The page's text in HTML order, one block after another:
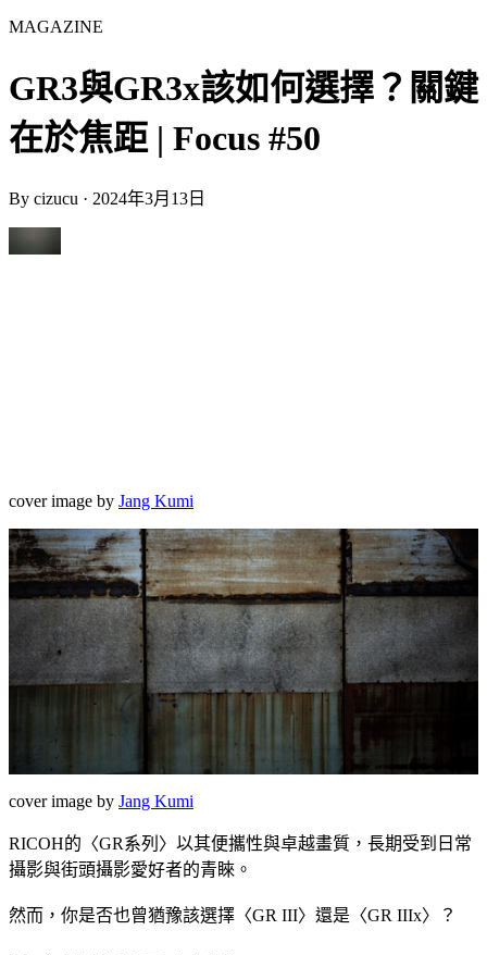
MAGAZINE
GR3與GR3x該如何選擇？關鍵
在於焦距 | Focus #50
By cizucu · 2024年3月13日
cover image by Jang Kumi
cover image by Jang Kumi
RICOH的〈GR系列〉以其便攜性與卓越畫質，長期受到日常
攝影與街頭攝影愛好者的青睞。
然而，你是否也曾猶豫該選擇〈GR III〉還是〈GR IIIx〉？